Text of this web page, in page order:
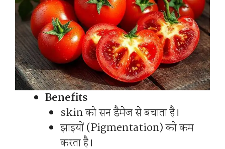
Benefits
skin को सन डैमेज से बचाता है।
झाइयों (Pigmentation) को कम
करता है।